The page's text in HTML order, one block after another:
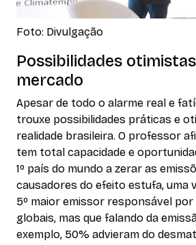
Foto: Divulgação
Possibilidades
mercado
Apesar de todo o alarme real e
trouxe possibilidades práticas e
realidade brasileira. O professor
tem total capacidade e
1º país do mundo a zerar as
causadores do efeito estufa, uma
5º maior emissor responsável
globais, mas que falando da
exemplo, 50% advieram do